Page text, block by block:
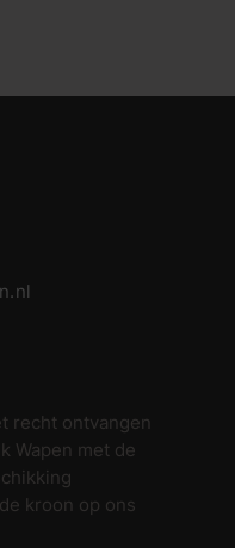
recht ontvangen
Wapen met de
kroon op ons